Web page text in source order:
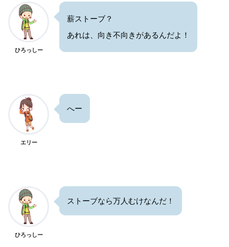
ひろっしー
薪ストーブ？
あれは、向き不向きがあるんだよ！
エリー
へー
ひろっしー
ストーブなら万人むけなんだ！